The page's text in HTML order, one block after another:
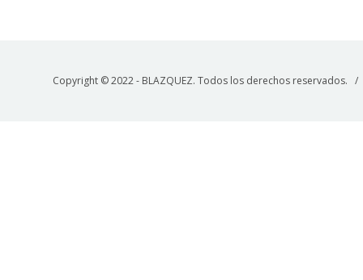
Copyright © 2022 - BLAZQUEZ. Todos los derechos reservados.